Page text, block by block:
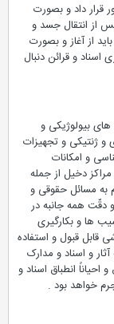
داد و بصورت
انتقال جسد و
از آغاز و بصورت
و قرائن دنبال
بیولوژیکی و
ژنتیکی و تجهیزات
و امکانات
دخیل از جمله
مسائل حقوقی و
همه جانبه در
ها و بکارگیری
قبول و استفاده
اسناد و مدارک
انطباق اسناد و
خواهد بود .